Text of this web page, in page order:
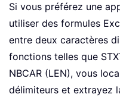
Si vous préférez une
utiliser des formules
entre deux caractères
fonctions telles que
NBCAR (LEN), vous
délimiteurs et extrayez